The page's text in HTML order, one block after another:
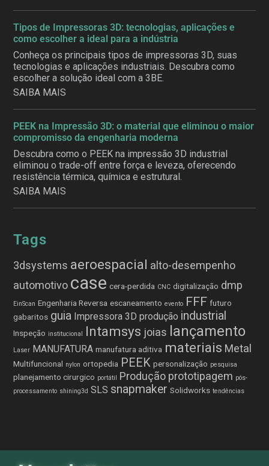
Tipos de Impressoras 3D: tecnologias, aplicações e
como escolher a ideal para a indústria
Conheça os principais tipos de impressoras 3D, suas
tecnologias e aplicações industriais. Descubra como
escolher a solução ideal com a 3BE.
SAIBA MAIS
PEEK na Impressão 3D: o material que eliminou o maior
compromisso da engenharia moderna
Descubra como o PEEK na impressão 3D industrial
eliminou o trade-off entre força e leveza, oferecendo
resistência térmica, química e estrutural.
SAIBA MAIS
Tags
3dsystems aeroespacial alto-desempenho
automotivo case cera-perdida CNC digitalização dmp
EinScan Engenharia Reversa escaneamento evento FFF futuro
gabaritos guia Impressora 3D produção industrial
Inspeção institucional Intamsys joias lançamento
Laser MANUFATURA manufatura aditiva materiais Metal
Multifuncional nylon ortopedia PEEK personalização pesquisa
planejamento cirurgico portátil Produção prototipagem pós-
processamento shining3d SLS snapmaker Solidworks tendências